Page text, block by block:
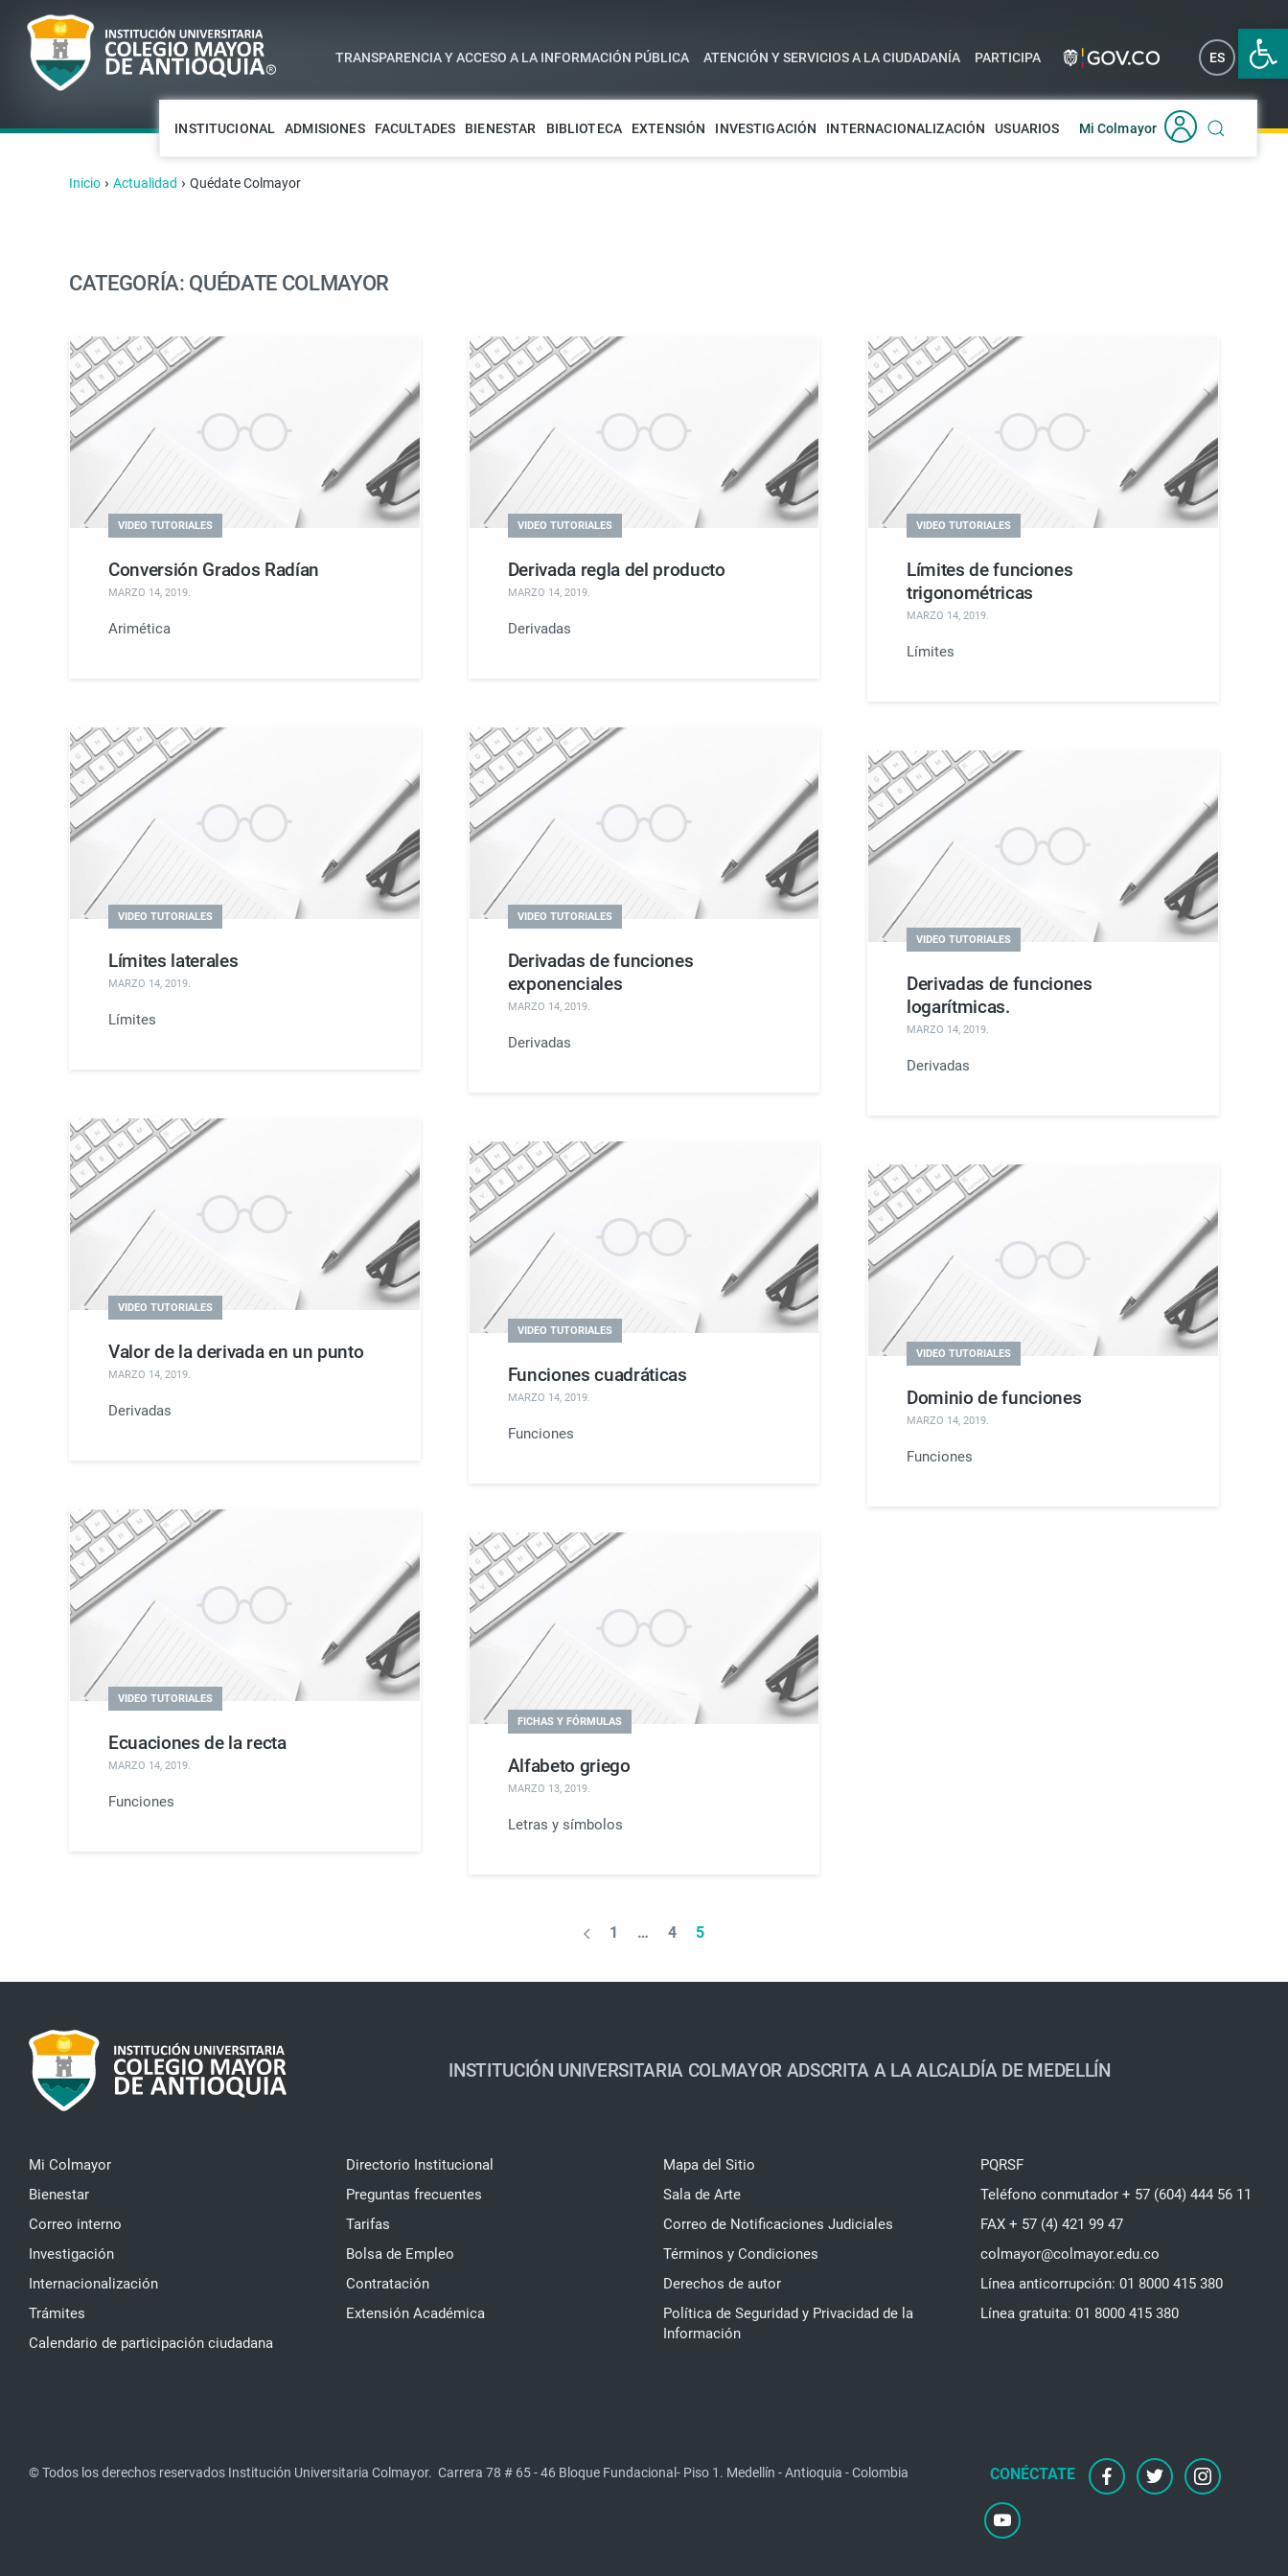
Abrir
TRANSPARENCIA Y ACCESO A LA INFORMACIÓN PÚBLICA ATENCIÓN Y SERVICIOS A LA CIUDADANÍA PARTICIPA ES EN
INSTITUCIONAL ADMISIONES FACULTADES BIENESTAR BIBLIOTECA EXTENSIÓN INVESTIGACIÓN INTERNACIONALIZACIÓN USUARIOS Mi Colmayor
Inicio › Actualidad › Quédate Colmayor
CATEGORÍA: QUÉDATE COLMAYOR
VIDEO TUTORIALES
Conversión Grados Radían
MARZO 14, 2019.
Arimética
VIDEO TUTORIALES
Derivada regla del producto
MARZO 14, 2019.
Derivadas
VIDEO TUTORIALES
Límites de funciones
trigonométricas
MARZO 14, 2019.
Límites
VIDEO TUTORIALES
Límites laterales
MARZO 14, 2019.
Límites
VIDEO TUTORIALES
Derivadas de funciones
exponenciales
MARZO 14, 2019.
Derivadas
VIDEO TUTORIALES
Derivadas de funciones
logarítmicas.
MARZO 14, 2019.
Derivadas
VIDEO TUTORIALES
Valor de la derivada en un punto
MARZO 14, 2019.
Derivadas
VIDEO TUTORIALES
Funciones cuadráticas
MARZO 14, 2019.
Funciones
VIDEO TUTORIALES
Dominio de funciones
MARZO 14, 2019.
Funciones
VIDEO TUTORIALES
Ecuaciones de la recta
MARZO 14, 2019.
Funciones
FICHAS Y FÓRMULAS
Alfabeto griego
MARZO 13, 2019.
Letras y símbolos
1 … 4 5
INSTITUCIÓN UNIVERSITARIA COLMAYOR ADSCRITA A LA ALCALDÍA DE MEDELLÍN
Mi Colmayor
Bienestar
Correo interno
Investigación
Internacionalización
Trámites
Calendario de participación ciudadana
Directorio Institucional
Preguntas frecuentes
Tarifas
Bolsa de Empleo
Contratación
Extensión Académica
Mapa del Sitio
Sala de Arte
Correo de Notificaciones Judiciales
Términos y Condiciones
Derechos de autor
Política de Seguridad y Privacidad de la
Información
PQRSF
Teléfono conmutador + 57 (604) 444 56 11
FAX + 57 (4) 421 99 47
colmayor@colmayor.edu.co
Línea anticorrupción: 01 8000 415 380
Línea gratuita: 01 8000 415 380
© Todos los derechos reservados Institución Universitaria Colmayor. Carrera 78 # 65 - 46 Bloque Fundacional- Piso 1. Medellín - Antioquia - Colombia facebooktwitter instagram
youtube